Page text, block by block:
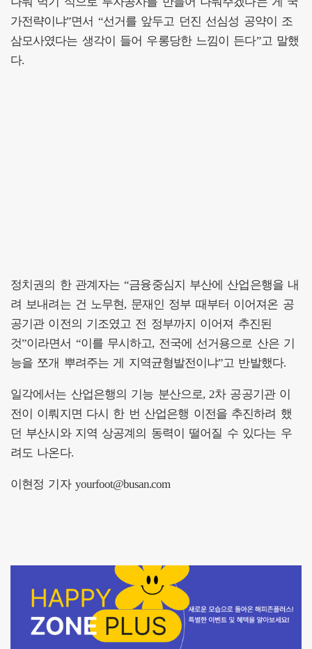
가전략이냐”면서 “선거를 앞두고 던진 선심성 공약이 조
삼모사였다는 생각이 들어 우롱당한 느낌이 든다”고 말했
다.
정치권의 한 관계자는 “금융중심지 부산에 산업은행을 내
려 보내려는 건 노무현, 문재인 정부 때부터 이어져온 공
공기관 이전의 기조였고 전 정부까지 이어져 추진된
것”이라면서 “이를 무시하고, 전국에 선거용으로 산은 기
능을 쪼개 뿌려주는 게 지역균형발전이냐”고 반발했다.
일각에서는 산업은행의 기능 분산으로, 2차 공공기관 이
전이 이뤄지면 다시 한 번 산업은행 이전을 추진하려 했
던 부산시와 지역 상공계의 동력이 떨어질 수 있다는 우
려도 나온다.
이현정 기자 yourfoot@busan.com